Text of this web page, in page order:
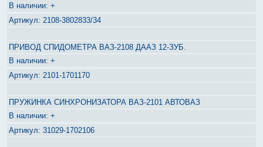
+
2108-3802833/34
ПРИВОД СПИДОМЕТРА ВАЗ-2108 ДААЗ 12-ЗУБ.
+
2101-1701170
ПРУЖИНКА СИНХРОНИЗАТОРА ВАЗ-2101 АВТОВАЗ
+
31029-1702106